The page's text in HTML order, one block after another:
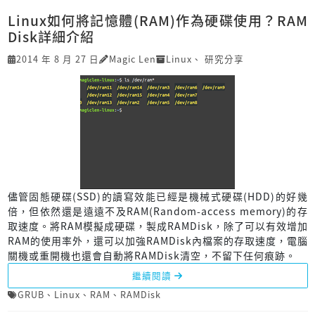
Linux如何將記憶體(RAM)作為硬碟使用？RAM
Disk詳細介紹
2014 年 8 月 27 日 Magic Len Linux 、 研究分享
儘管固態硬碟(SSD)的讀寫效能已經是機械式硬碟(HDD)的好幾
倍，但依然還是遠遠不及RAM(Random-access memory)的存
取速度。將RAM模擬成硬碟，製成RAMDisk，除了可以有效增加
RAM的使用率外，還可以加強RAMDisk內檔案的存取速度，電腦
關機或重開機也還會自動將RAMDisk清空，不留下任何痕跡。
繼續閱讀
GRUB 、 Linux 、 RAM 、 RAMDisk